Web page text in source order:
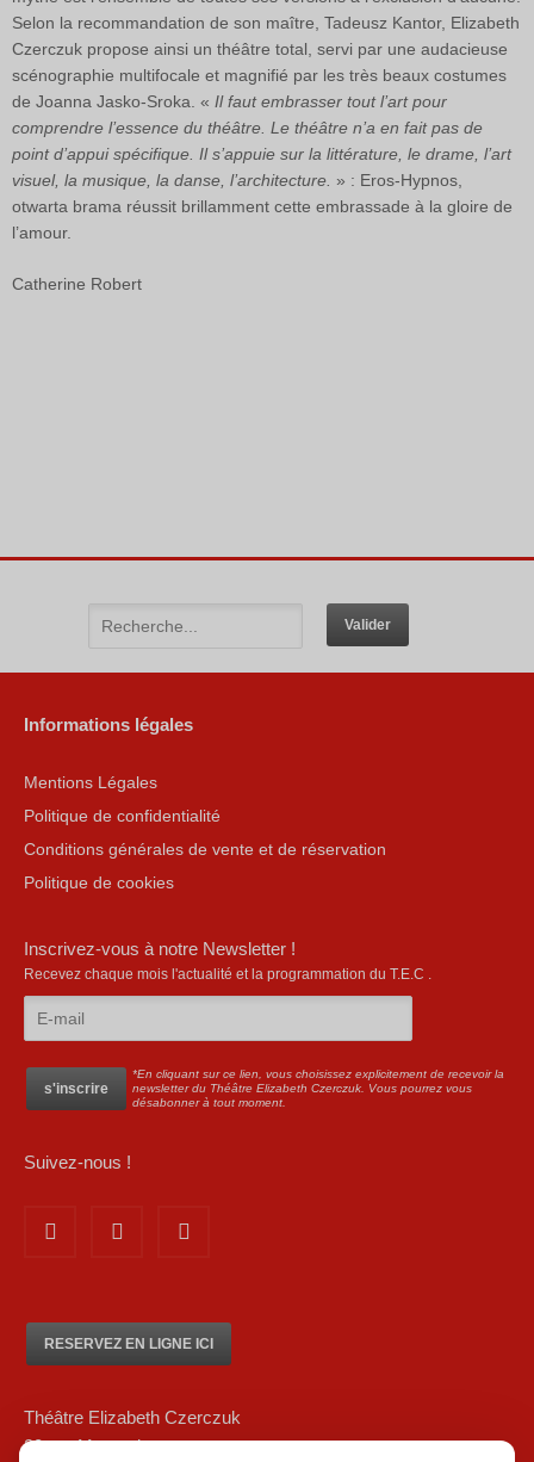
Selon la recommandation de son maître, Tadeusz Kantor, Elizabeth
Czerczuk propose ainsi un théâtre total, servi par une audacieuse
scénographie multifocale et magnifié par les très beaux costumes
de Joanna Jasko-Sroka. « Il faut embrasser tout l’art pour
comprendre l’essence du théâtre. Le théâtre n’a en fait pas de
point d’appui spécifique. Il s’appuie sur la littérature, le drame, l’art
visuel, la musique, la danse, l’architecture. » : Eros-Hypnos,
otwarta brama réussit brillamment cette embrassade à la gloire de
l’amour.
Catherine Robert
Informations légales
Mentions Légales
Politique de confidentialité
Conditions générales de vente et de réservation
Politique de cookies
Inscrivez-vous à notre Newsletter !
Recevez chaque mois l'actualité et la programmation du T.E.C .
*En cliquant sur ce lien, vous choisissez explicitement de recevoir la
newsletter du Théâtre Elizabeth Czerczuk. Vous pourrez vous
désabonner à tout moment.
Suivez-nous !
RESERVEZ EN LIGNE ICI
Théâtre Elizabeth Czerczuk
20 rue Marsoulan